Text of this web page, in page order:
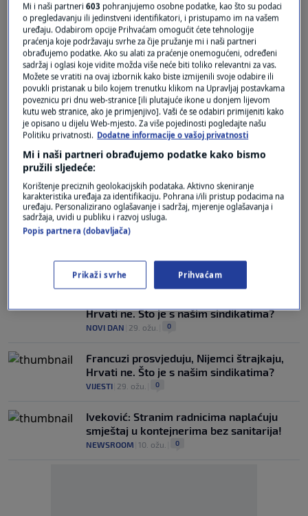
Mario Iveković: Dostojanstvena plaća bi
trebala biti 2025 eura. Što ona pokriva?
EKONOMIJA|25. ruj. |
Oglas
Policija na Jakuševcu, objavljeni podaci o
VIJESTI 5. pro.
Hrvati ne. Što je s našim sindikatima?
NOVI DAN 29. ožu. 0
Francuzi prosvjeduju, Nijemci štrajkaju,
Hrvati ne. Što je s našim sindikatima?
VIJESTI 29. ožu. 0
Iveković: Stranim radnicima naplaćuju
smještaj u kontejnerima bez sanitarija!
NEWSROOM 10. ožu. 0
Mi i naši partneri603 pohranjujemo osobne podatke, kao što su podaci
o pregledavanju ili jedinstveni identifikatori, i pristupamo im na vašem
uređaju. Odabirom opcije Prihvaćam omogućit ćete tehnologije
praćenja koje podržavaju svrhe za čije pružanje mi i naši partneri
obrađujemo podatke. Ako su alati za praćenje onemogućeni, određeni
sadržaj i oglasi koje vidite možda više neće biti toliko relevantni za vas.
Možete se vratiti na ovaj izbornik kako biste izmijenili svoje odabire ili
povukli pristanak u bilo kojem trenutku klikom na Upravljaj postavkama
poveznicu pri dnu web-stranice [ili plutajuće ikone u donjem lijevom
kutu web stranice, ako je primjenjivo]. Vaši će se odabiri primijeniti kako
je opisano u dijelu Web-mjesto. Za više pojedinosti pogledajte našu
Politiku privatnosti. Dodatne informacije o vašoj privatnosti
Mi i naši partneri obrađujemo podatke kako bismo
pružili sljedeće:
Korištenje preciznih geolokacijskih podataka. Aktivno skeniranje
karakteristika uređaja za identifikaciju. Pohrana i/ili pristup podacima na
uređaju. Personalizirano oglašavanje i sadržaj, mjerenje oglašavanja i
sadržaja, uvidi u publiku i razvoj usluga.
Popis partnera (dobavljača)
Prikaži svrhe Prihvaćam